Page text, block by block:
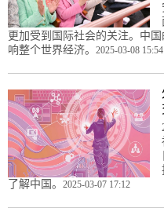
更加受到国际社会的关注。中
响整个世界经济。 2025-03-08 15:54
了解中国。 2025-03-07 17:12